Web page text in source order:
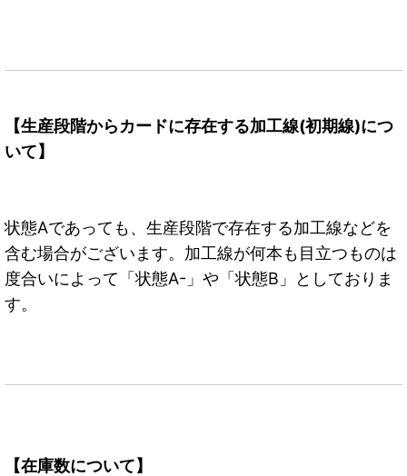
【生産段階からカードに存在する加工線(初期線)につ
いて】
状態Aであっても、生産段階で存在する加工線などを
含む場合がございます。加工線が何本も目立つものは
度合いによって「状態A-」や「状態B」としておりま
す。
【在庫数について】